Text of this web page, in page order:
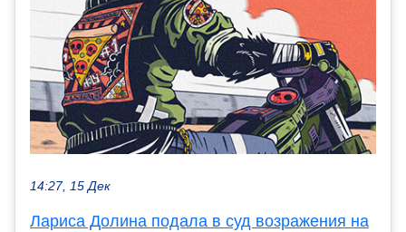
14:27, 15 Дек
Лариса Долина подала в суд возражения на